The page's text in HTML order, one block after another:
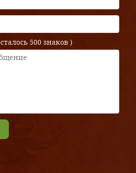
500 знаков )